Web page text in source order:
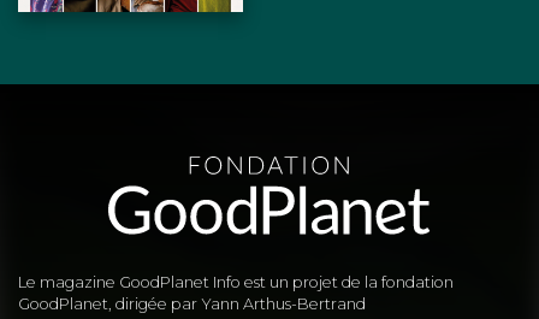
Le magazine GoodPlanet Info est un projet de la fondation
GoodPlanet, dirigée par Yann Arthus-Bertrand